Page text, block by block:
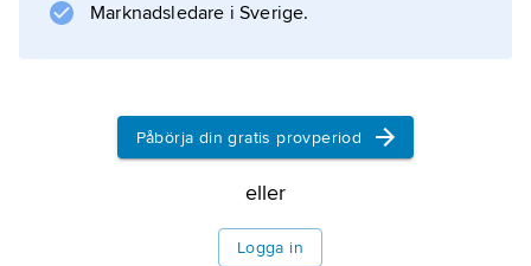
Marknadsledare i Sverige.
Påbörja din gratis provperiod
eller
Logga in